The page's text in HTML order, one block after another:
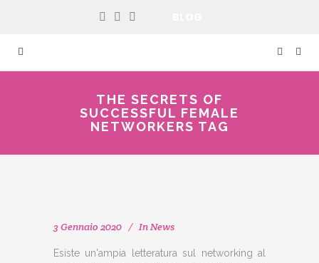
THE SECRETS OF
SUCCESSFUL FEMALE
NETWORKERS TAG
3 Gennaio 2020 InNews
Esiste un'ampia letteratura sul networking al